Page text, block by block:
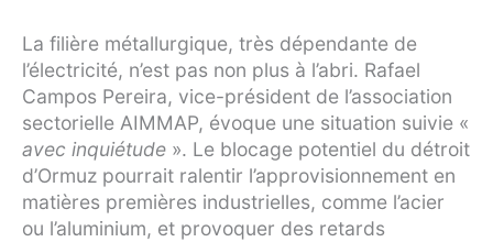
La filière métallurgique, très dépendante de
l’électricité, n’est pas non plus à l’abri. Rafael
Campos Pereira, vice-président de l’association
sectorielle AIMMAP, évoque une situation suivie «
avec inquiétude ». Le blocage potentiel du détroit
d’Ormuz pourrait ralentir l’approvisionnement en
matières premières industrielles, comme l’acier
ou l’aluminium, et provoquer des retards